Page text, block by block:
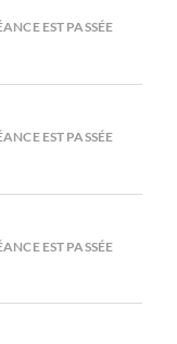
EST PASSÉE
EST PASSÉE
EST PASSÉE